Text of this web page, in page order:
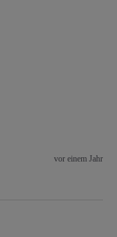
vor einem Jahr